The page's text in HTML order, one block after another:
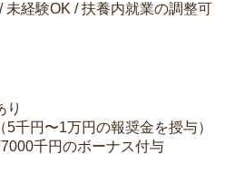
未経験OK / 扶養内就業の調整可
り
5千円〜1万円の報奨金を授与）
千円のボーナス付与